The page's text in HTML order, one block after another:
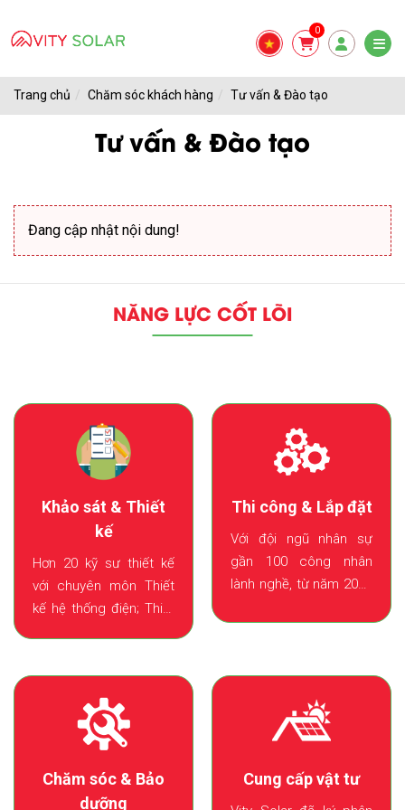
0
Trang chủ Chăm sóc khách hàng Tư vấn & Đào tạo
Tư vấn & Đào tạo
Đang cập nhật nội dung!
NĂNG LỰC CỐT LÕI
Khảo sát & Thiết
kế
Hơn 20 kỹ sư thiết kế
với chuyên môn Thiết
kế hệ thống điện; Thiết
100 dự án điện mặt trời
Thi công & Lắp đặt
Với đội ngũ nhân sự
gần 100 công nhân
lành nghề, từ năm 2020
Chăm sóc & Bảo
dưỡng
Cung cấp vật tư